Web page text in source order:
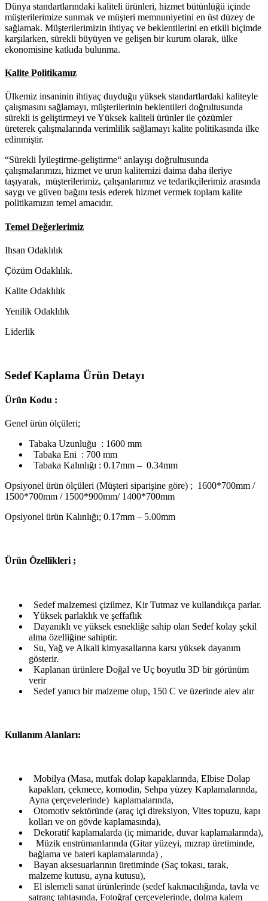
Dünya standartlarındaki kaliteli ürünleri, hizmet bütünlüğü içinde
müşterilerimize sunmak ve müşteri memnuniyetini en üst düzey de
sağlamak. Müşterilerimizin ihtiyaç ve beklentilerini en etkili biçimde
karşılarken, sürekli büyüyen ve gelişen bir kurum olarak, ülke
ekonomisine katkıda bulunma.
Kalite Politikamız
Ülkemiz insaninin ihtiyaç duyduğu yüksek standartlardaki kaliteyle
çalışmasını sağlamayı, müşterilerinin beklentileri doğrultusunda
sürekli is geliştirmeyi ve Yüksek kaliteli ürünler ile çözümler
üreterek çalışmalarında verimlilik sağlamayı kalite politikasında ilke
edinmiştir.
“Sürekli İyileştirme-geliştirme“ anlayışı doğrultusunda
çalışmalarımızı, hizmet ve urun kalitemizi daima daha ileriye
taşıyarak, müşterilerimiz, çalışanlarımız ve tedarikçilerimiz arasında
saygı ve güven bağını tesis ederek hizmet vermek toplam kalite
politikamızın temel amacıdır.
Temel Değerlerimiz
Ihsan Odaklılık
Çözüm Odaklılık.
Kalite Odaklılık
Yenilik Odaklılık
Liderlik
Sedef Kaplama Ürün Detayı
Ürün Kodu :
Genel ürün ölçüleri;
Tabaka Uzunluğu : 1600 mm
Tabaka Eni : 700 mm
Tabaka Kalınlığı : 0.17mm – 0.34mm
Opsiyonel ürün ölçüleri (Müşteri siparişine göre) ; 1600*700mm /
1500*700mm / 1500*900mm/ 1400*700mm
Opsiyonel ürün Kalınlığı; 0.17mm – 5.00mm
Ürün Özellikleri ;
Sedef malzemesi çizilmez, Kir Tutmaz ve kullandıkça parlar.
Yüksek parlaklık ve şeffaflık
Dayanıklı ve yüksek esnekliğe sahip olan Sedef kolay şekil
alma özelliğine sahiptir.
Su, Yağ ve Alkali kimyasallarına karsı yüksek dayanım
gösterir.
Kaplanan ürünlere Doğal ve Uç boyutlu 3D bir görünüm
verir
Sedef yanıcı bir malzeme olup, 150 C ve üzerinde alev alır
Kullanım Alanları:
Mobilya (Masa, mutfak dolap kapaklarında, Elbise Dolap
kapakları, çekmece, komodin, Sehpa yüzey Kaplamalarında,
Ayna çerçevelerinde) kaplamalarında,
Otomotiv sektöründe (araç içi direksiyon, Vites topuzu, kapı
kolları ve on gövde kaplamasında),
Dekoratif kaplamalarda (iç mimaride, duvar kaplamalarında),
Müzik enstrümanlarında (Gitar yüzeyi, mızrap üretiminde,
bağlama ve bateri kaplamalarında) ,
Bayan aksesuarlarının üretiminde (Saç tokası, tarak,
malzeme kutusu, ayna kutusu),
El islemeli sanat ürünlerinde (sedef kakmacılığında, tavla ve
satranç tahtasında, Fotoğraf çerçevelerinde, dolma kalem